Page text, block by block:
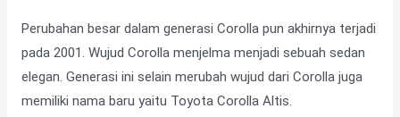
Perubahan besar dalam generasi Corolla pun akhirnya terjadi
pada 2001. Wujud Corolla menjelma menjadi sebuah sedan
elegan. Generasi ini selain merubah wujud dari Corolla juga
memiliki nama baru yaitu Toyota Corolla Altis.